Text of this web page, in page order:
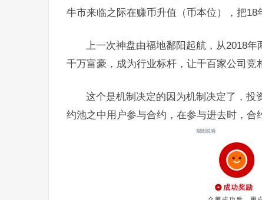
牛市来临之际在赚币升值（币本位），把18
上一次神盘由福地鄱阳起航，从2018
千万富豪，成为行业标杆，让千百家公司竞
这个是机制决定的因为机制决定了，投
约池之中用户参与合约，在参与进去时，合